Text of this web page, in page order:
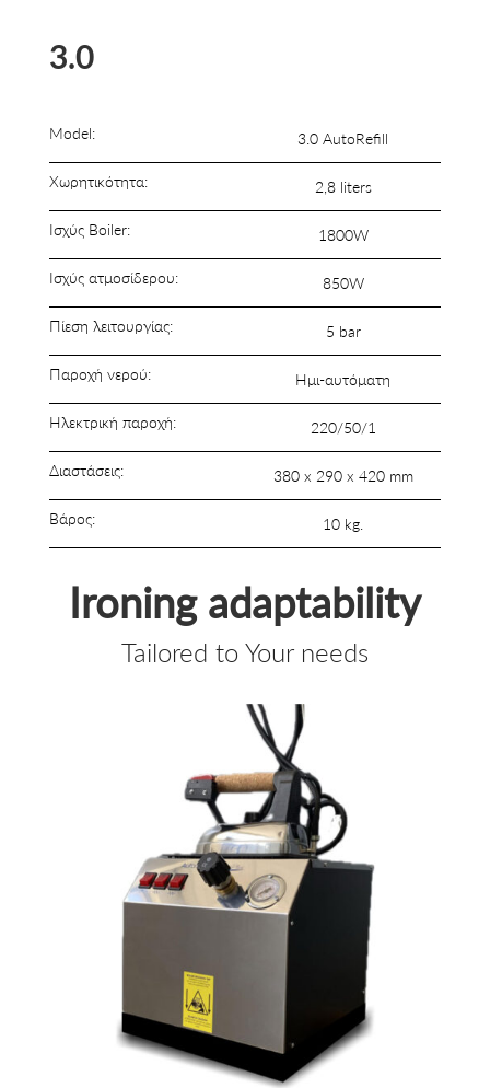
3.0
Model:
Χωρητικότητα:
Ισχύς Boiler:
Ισχύς ατμοσίδερου:
Πίεση λειτουργίας:
Παροχή νερού:
Ηλεκτρική παροχή:
Διαστάσεις:
Βάρος:
3.0 AutoRefill
2,8 liters
1800W
850W
5 bar
Ημι-αυτόματη
220/50/1
380 x 290 x 420 mm
10 kg.
Ironing adaptability
Tailored to Your needs